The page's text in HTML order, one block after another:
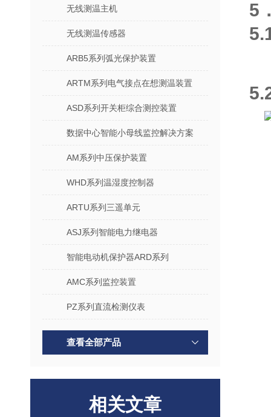
无线测温主机
无线测温传感器
ARB5系列弧光保护装置
ARTM系列电气接点在想测温装置
ASD系列开关柜综合测控装置
数据中心智能小母线监控解决方案
AM系列中压保护装置
WHD系列温湿度控制器
ARTU系列三遥单元
ASJ系列智能电力继电器
智能电动机保护器ARD系列
AMC系列监控装置
PZ系列直流检测仪表
查看全部产品
相关文章
5